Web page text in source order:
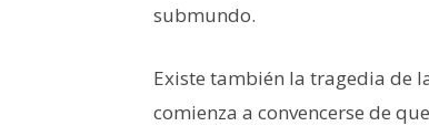
submundo.
Existe también la tragedia de
comienza a convencerse de